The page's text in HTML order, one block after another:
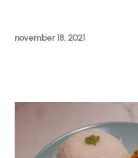
november 18, 2021